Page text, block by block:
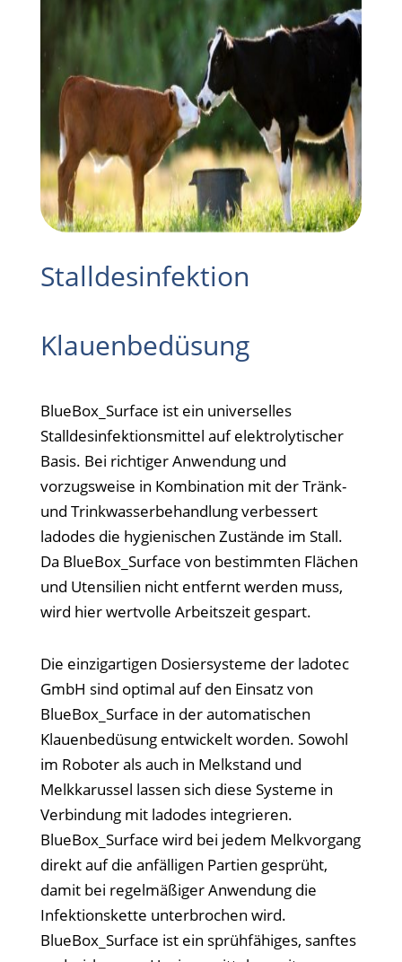
Stalldesinfektion
Klauenbedüsung
BlueBox_Surface ist ein universelles
Stalldesinfektionsmittel auf elektrolytischer
Basis. Bei richtiger Anwendung und
vorzugsweise in Kombination mit der Tränk-
und Trinkwasserbehandlung verbessert
ladodes die hygienischen Zustände im Stall.
Da BlueBox_Surface von bestimmten Flächen
und Utensilien nicht entfernt werden muss,
wird hier wertvolle Arbeitszeit gespart.
Die einzigartigen Dosiersysteme der ladotec
GmbH sind optimal auf den Einsatz von
BlueBox_Surface in der automatischen
Klauenbedüsung entwickelt worden. Sowohl
im Roboter als auch in Melkstand und
Melkkarussel lassen sich diese Systeme in
Verbindung mit ladodes integrieren.
BlueBox_Surface wird bei jedem Melkvorgang
direkt auf die anfälligen Partien gesprüht,
damit bei regelmäßiger Anwendung die
Infektionskette unterbrochen wird.
BlueBox_Surface ist ein sprühfähiges, sanftes